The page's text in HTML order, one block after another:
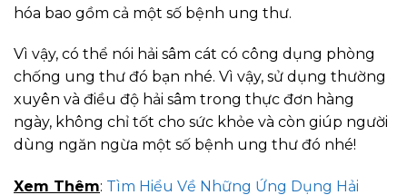
hóa bao gồm cả một số bệnh ung thư.
Vì vậy, có thể nói hải sâm cát có công dụng phòng
chống ung thư đó bạn nhé. Vì vậy, sử dụng thường
xuyên và điều độ hải sâm trong thực đơn hàng
ngày, không chỉ tốt cho sức khỏe và còn giúp người
dùng ngăn ngừa một số bệnh ung thư đó nhé!
Xem Thêm: Tìm Hiểu Về Những Ứng Dụng Hải